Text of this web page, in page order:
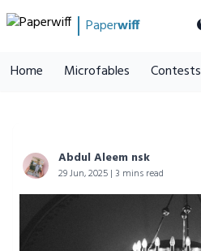
Paperwiff
Home Microfables Contests
Abdul Aleem nsk
29 Jun, 2025 | 3 mins read